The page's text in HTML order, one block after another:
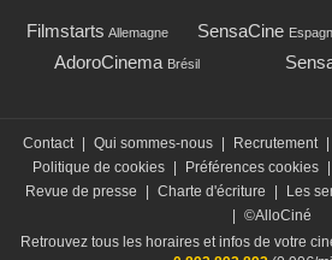
Filmstarts Allemagne SensaCine
AdoroCinema Brésil
Contact Qui sommes-nous Recrutement
Politique de cookies
Préférences cookies
Revue de presse
Charte d'écriture Les
©AlloCiné
Retrouvez tous les horaires et infos de votre